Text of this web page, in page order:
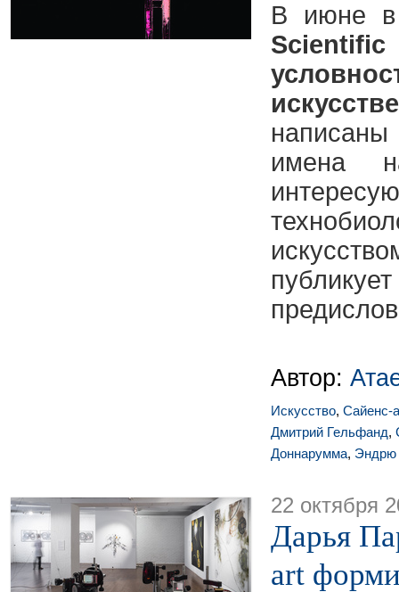
В июне в
Scientific
имена
Автор:
Искусство, Сайенс-
Дмитрий Гельфанд,
Доннарумма, Эндрю
22 октября
Дарья
art